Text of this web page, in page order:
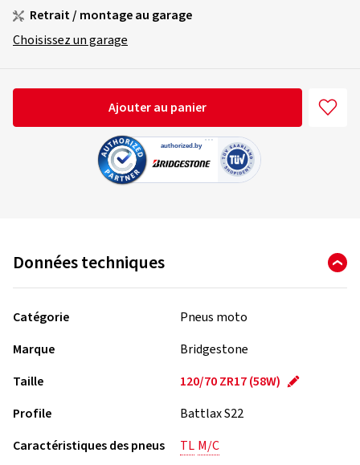
Retrait / montage au garage
Choisissez un garage
Ajouter au panier
Données techniques
Catégorie
Pneus moto
Marque
Bridgestone
Taille
120/70 ZR17 (58W)
Profile
Battlax S22
Caractéristiques des pneus
TL M/C